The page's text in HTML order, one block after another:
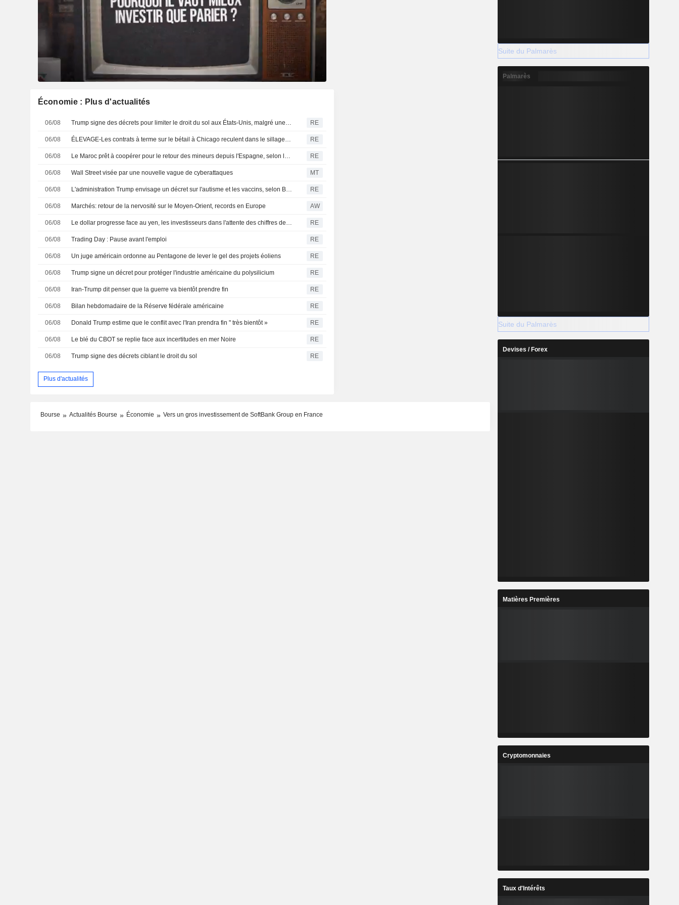
Économie : Plus d'actualités
06/08 RE
06/08 RE
06/08 RE
06/08 Wall Street visée par une nouvelle vague de cyberattaques MT
06/08 RE
06/08 Marchés: retour de la nervosité sur le Moyen-Orient, records en Europe AW
06/08 RE
06/08 Trading Day : Pause avant l'emploi RE
06/08 Un juge américain ordonne au Pentagone de lever le gel des projets éoliens RE
06/08 Trump signe un décret pour protéger l'industrie américaine du polysilicium RE
06/08 Iran-Trump dit penser que la guerre va bientôt prendre fin RE
06/08 Bilan hebdomadaire de la Réserve fédérale américaine RE
06/08 Donald Trump estime que le conflit avec l'Iran prendra fin " très bientôt » RE
06/08 Le blé du CBOT se replie face aux incertitudes en mer Noire RE
06/08 Trump signe des décrets ciblant le droit du sol RE
Plus d'actualités
Bourse Actualités Bourse Économie Vers un gros investissement de SoftBank Group en France
Suite du Palmarès
Palmarès
Suite du Palmarès
Devises / Forex
Matières Premières
Cryptomonnaies
Taux d'Intérêts